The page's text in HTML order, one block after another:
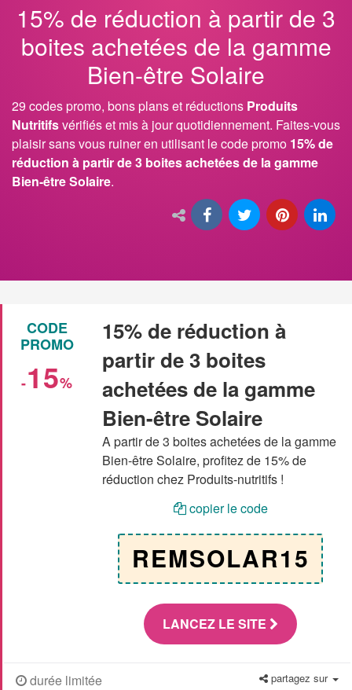
15% de réduction à partir de 3
boites achetées de la gamme
Bien-être Solaire
29 codes promo, bons plans et réductions Produits
Nutritifsvérifiés et mis à jour quotidiennement. Faites-vous
plaisir sans vous ruiner en utilisant le code promo 15% de
réduction à partir de 3 boites achetées de la gamme
Bien-être Solaire.
CODE
PROMO
-15%
15% de réduction à
partir de 3 boites
achetées de la gamme
Bien-être Solaire
A partir de 3 boites achetées de la gamme
Bien-être Solaire, profitez de 15% de
réduction chez Produits-nutritifs !
copier le code
REMSOLAR15
LANCEZ LE SITE
durée limitée partagez sur